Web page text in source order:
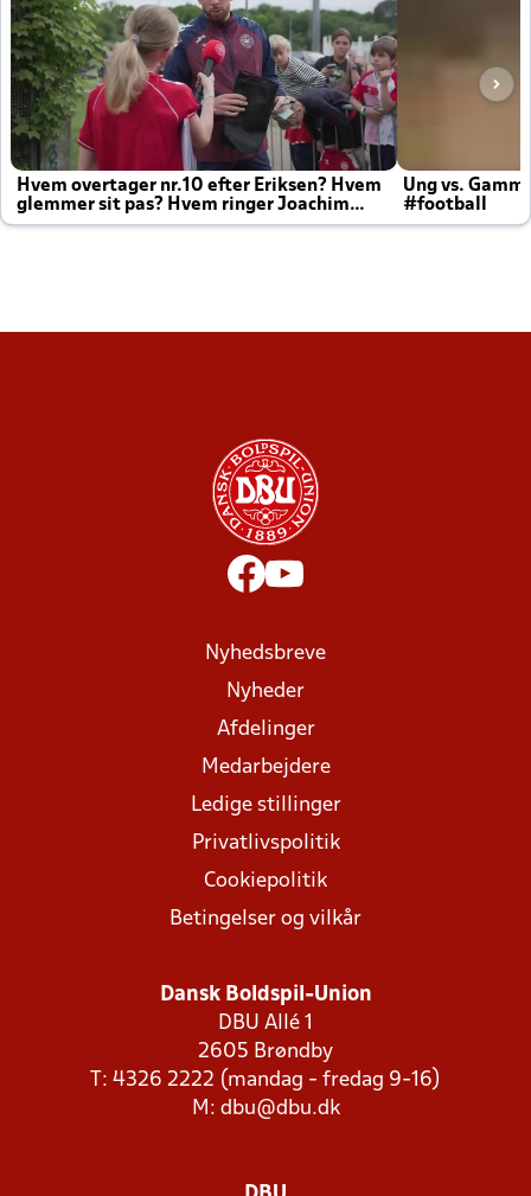
Hvem overtager nr.10 efter Eriksen? Hvem
glemmer sit pas? Hvem ringer Joachim
altid til efter kampe?
Ung vs.
#football
Nyhedsbreve
Nyheder
Afdelinger
Medarbejdere
Ledige stillinger
Privatlivspolitik
Cookiepolitik
Betingelser og vilkår
Dansk Boldspil-Union
DBU Allé 1
2605 Brøndby
T: 4326 2222 (mandag - fredag 9-16)
M: dbu@dbu.dk